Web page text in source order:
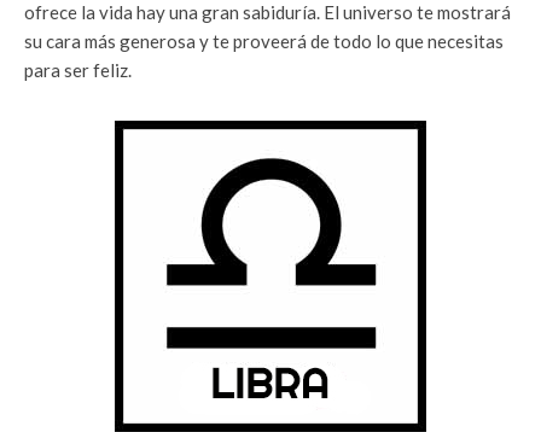
ofrece la vida hay una gran sabiduría. El universo te mostrará
su cara más generosa y te proveerá de todo lo que necesitas
para ser feliz.